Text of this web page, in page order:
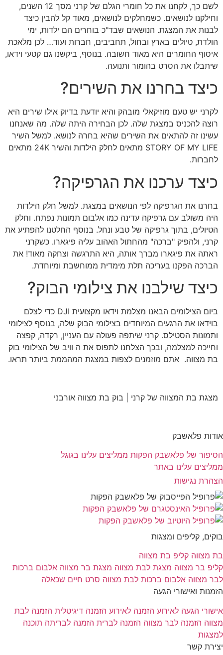
לשם כך, לקחנו את כל חומרי הגלם של קרני מסך 12 השנים,
וחילקנו לנושאים. כשמחלקים לנושאים, מאוד קל להבין כיצד
לבנות את המצגת. הנושאים שבד"כ בוחרים הם ילדות, ימי
הולדת, טיולים בארץ ובחול, תחביבים, חברות ועוד… לכן מלאכת
איסוף החומרים היא מאוד חשובה. בנוסף, ביקשנו גם קטעי וידאו,
שיתבלו את הסרט בהומור ותנועה.
כיצד בחרנו את השירים?
לקרני יש טעם מוזיקאלי מובהק והיא יודעת בדיוק אילו שירים היא
רוצה להכניס במצגת שלה. לכן הבחירה היתה שלה. מה שאנחנו
עשינו זה להתאים את השירים שהיא בחרה לנושא. למשל השיר
STORY OF MY LIFE מתאים לחלק הילדות והשיר 24K מתאים
לחברות.
כיצד ערכנו את הגרפיקה?
בחרנו את הגרפיקה לפי הנושאים במצגת. למשל חלק הילדות
היה משולב עם גרפיקה עדינה כמו אלבום תמונות נפתח. וחלק
הטיולים, בתוך גרפיקה של טבע ונחל. בנוסף החלטנו להפתיע את
קרני, ולהפיק "ברכה" מהחתול האהוב עליה פיגארו. כשקרני
ראתה את פיגארו מברך אותה, היא התרגשה וצחקה מאוד! את
הברכה הפקנו בעריכה תלת מימדית ממוחשבת ומיוחדת.
כיצד שילבנו את צילומי הבוק?
ביום הצילומים הבאנו מצלמת וידאו מקצועית DJI כדי לצלם
בוידאו את הרגעים המיוחדים בצילומי הבוק שלה, בנוסף לצילומי
ותמונות הסטילס. קרני שיתפה פעולה עם העניין, רקדה, קפצה
וחייכה למצלמה, ובכך הצלחנו לתפוס את ה וויב של הצילומי בוק
בת מצווה. אתם מוזמנים לצפות במצגת המהממת ביותר תראו.
מצגת בת המצווה של קרני | בוק בת מצווה אורבני
אודות פלאשבק
הסיפור של פלאשבק הפקות ממליצים עלינו בגוגל
ממליצים עלינו באתר
הצהרת נגישות
בוקים, קליפים ומצגות
בת מצווה קליפ בת מצווה
קליפ בר מצווה מצגת לבת מצווה מצגת בר מצווה אלבום ברכות
לבר מצווה אלבום ברכות לבת מצווה סרט חיים שכאלה
הזמנות ואישורי הגעה
אישורי הגעה לאירוע הזמנה לאירוע הזמנה דיגיטלית הזמנה לבת
מצווה הזמנה לבר מצווה הזמנה לברית הזמנה לבריתה תוכנה
למצגות
יצירת קשר